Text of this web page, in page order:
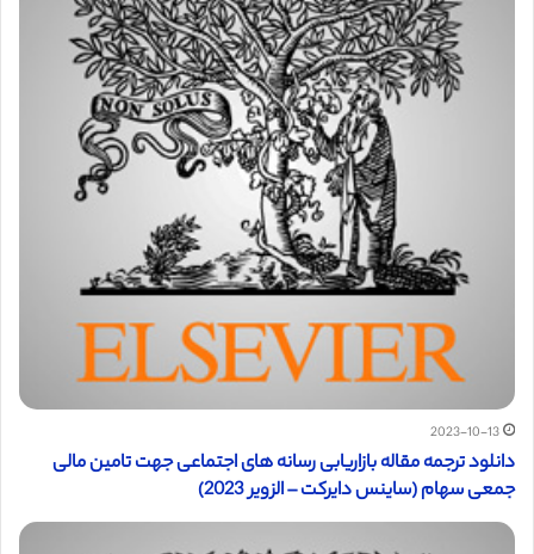
2023-10-13
دانلود ترجمه مقاله بازاریابی رسانه های اجتماعی جهت تامین مالی
جمعی سهام (ساینس دایرکت – الزویر 2023)